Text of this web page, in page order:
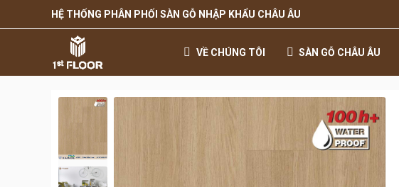
HỆ THỐNG PHÂN PHỐI SÀN GỖ NHẬP KHẨU CHÂU ÂU
VỀ CHÚNG TÔI SÀN GỖ CHÂU ÂU